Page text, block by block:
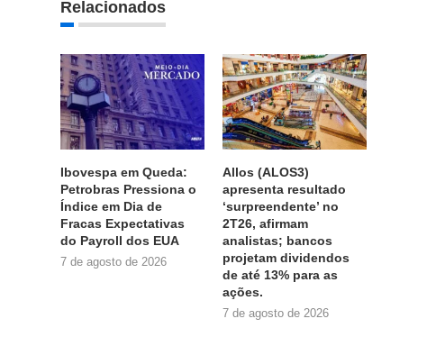
Relacionados
Ibovespa em Queda:
Petrobras Pressiona o
Índice em Dia de
Fracas Expectativas
do Payroll dos EUA
7 de agosto de 2026
Allos (ALOS3)
apresenta resultado
‘surpreendente’ no
2T26, afirmam
analistas; bancos
projetam dividendos
de até 13% para as
ações.
7 de agosto de 2026